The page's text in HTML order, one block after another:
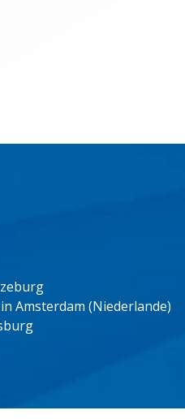
Amsterdam (Niederlande)